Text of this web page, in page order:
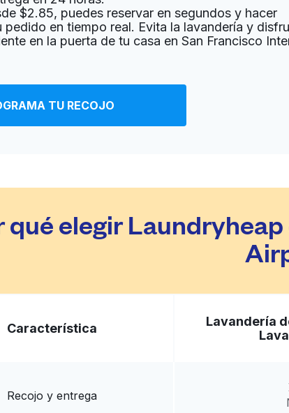
Laundry Ir al sitio web
South San Francisco, CA 94080, United States
Laundry Ir al sitio web
$2.85, puedes reservar en segundos y hacer
pedido en tiempo real. Evita la lavandería y
en la puerta de tu casa en San Francisco
TU RECOJO
qué elegir
Característica
Lavandería
Recojo y entrega